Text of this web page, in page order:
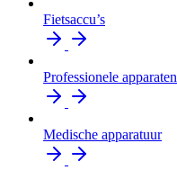
Fietsaccu’s
Professionele apparaten
Medische apparatuur